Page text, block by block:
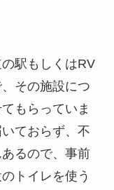
駅もしくはRV
その施設につ
もらっていま
ておらず、不
るので、事前
トイレを使う